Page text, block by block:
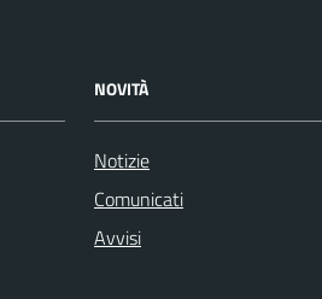
NOVITÀ
Notizie
Comunicati
Avvisi